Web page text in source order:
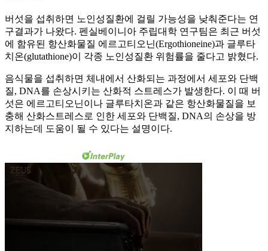
버섯을 섭취하면 노인성질환에 걸릴 가능성을 낮춰준다는 연
구결과가 나왔다. 펜실베이니아 주립대학 연구팀은 최근 버섯
에 함유된 항산화물질 에르고티오닌(Ergothioneine)과 글루타
치온(glutathione)이 각종 노인성질환 위험률을 줄다고 밝혔다.
음식물을 섭취하면 체내에서 산화되는 과정에서 세포와 단백
질, DNA를 손상시키는 산화적 스트레스가 발생한다. 이 때 버
섯은 에르고티오닌이나 글루타치온과 같은 항산화물질을 보
충해 산화스트레스로 인한 세포와 단백질, DNA의 손상을 방
지하는데 도움이 될 수 있다는 설명이다.